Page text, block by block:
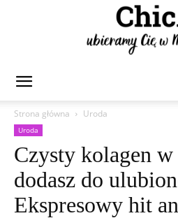
Strona główna
Uroda
Uroda
Czysty kolagen
dodasz do
Ekspresowy hit